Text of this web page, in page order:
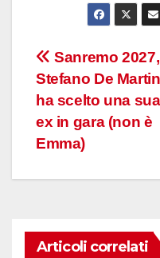
articoli
Sanremo 2027,
Stefano De
ha scelto una sua
ex in gara (non è
Emma)
Articoli correlati